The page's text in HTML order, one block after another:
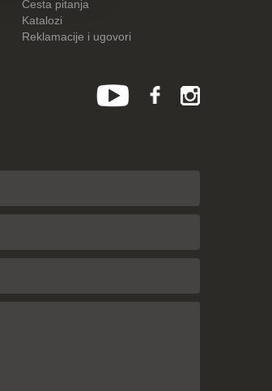
Česta pitanja
Katalozi
Reklamacije i ugovori